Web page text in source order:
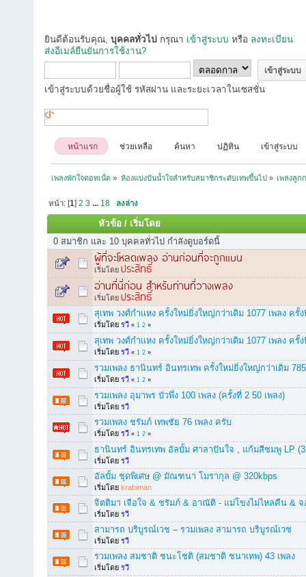
ยินดีต้อนรับคุณ, บุคคลทั่วไป กรุณา เข้าสู่ระบบ หรือ ลงทะเบียน
ส่งอีเมล์ยืนยันการใช้งาน?
เข้าสู่ระบบด้วยชื่อผู้ใช้ รหัสผ่าน และระยะเวลาในเซสชั่น
หน้าแรก ช่วยเหลือ ค้นหา ปฏิทิน เข้าสู่ระบบ
เพลงพักใจดอทเน็ต » ห้องแบ่งปันน้ำใจสำหรับสมาชิกระดับเทพขึ้นไป » เพลงลูก
หน้า: [1]2 3 ... 18 ลงล่าง
หัวข้อ / เริ่มโดย
0 สมาชิก และ 10 บุคคลทั่วไป กำลังดูบอร์ดนี้
ผู้ที่จะโหลดเพลง อ่านก่อนที่จะถูกแบน
เริ่มโดย ประสิทธิ์
อ่านที่นี่ก่อน สำหรับท่านที่วางเพลง
เริ่มโดย ประสิทธิ์
สุเทพ วงศ์กำแหง ครั้งใหม่ยิ่งใหญ่กว่าเดิม 1077 เพลง ครั้ง
เริ่มโดย รวี « 1 2 »
สุเทพ วงศ์กำแหง ครั้งใหม่ยิ่งใหญ่กว่าเดิม 1077 เพลง ครั้ง
เริ่มโดย รวี « 1 2 »
รวมเพลง ธานินทร์ อินทรเทพ ครั้งใหม่ยิ่งใหญ่กว่าเดิม
เริ่มโดย รวี « 1 2 »
รวมเพลง อุมาพร บัวพึ่ง 100 เพลง (ครั้งที่ 2 50 เพลง)
เริ่มโดย รวี
รวมเพลง ชรัมภ์ เทพชัย 76 เพลง ครับ
เริ่มโดย รวี « 1 2 »
ธานินทร์ อินทรเทพ อัลบั้ม ศาลาปันใจ , แก้มสีชมพู LP
เริ่มโดย รวี
อัลบั้ม ชุดพิเศษ @ มัณฑนา โมรากุล @ 320kbps
เริ่มโดย krabiman
จิตติมา เจือใจ & ชรัมภ์ & อาณัติ - แม่โขงไม่ไหลคืน & จ
เริ่มโดย รวี
สามารถ บริบูรณ์เวช – รวมเพลง สามารถ บริบูรณ์เวช
เริ่มโดย รวี
รวมเพลง สมชาติ ชนะโชติ (สมชาติ ชนาเทพ) 43 เพลง
เริ่มโดย รวี